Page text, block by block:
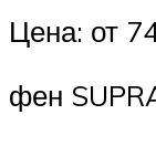
Цена: от
фен